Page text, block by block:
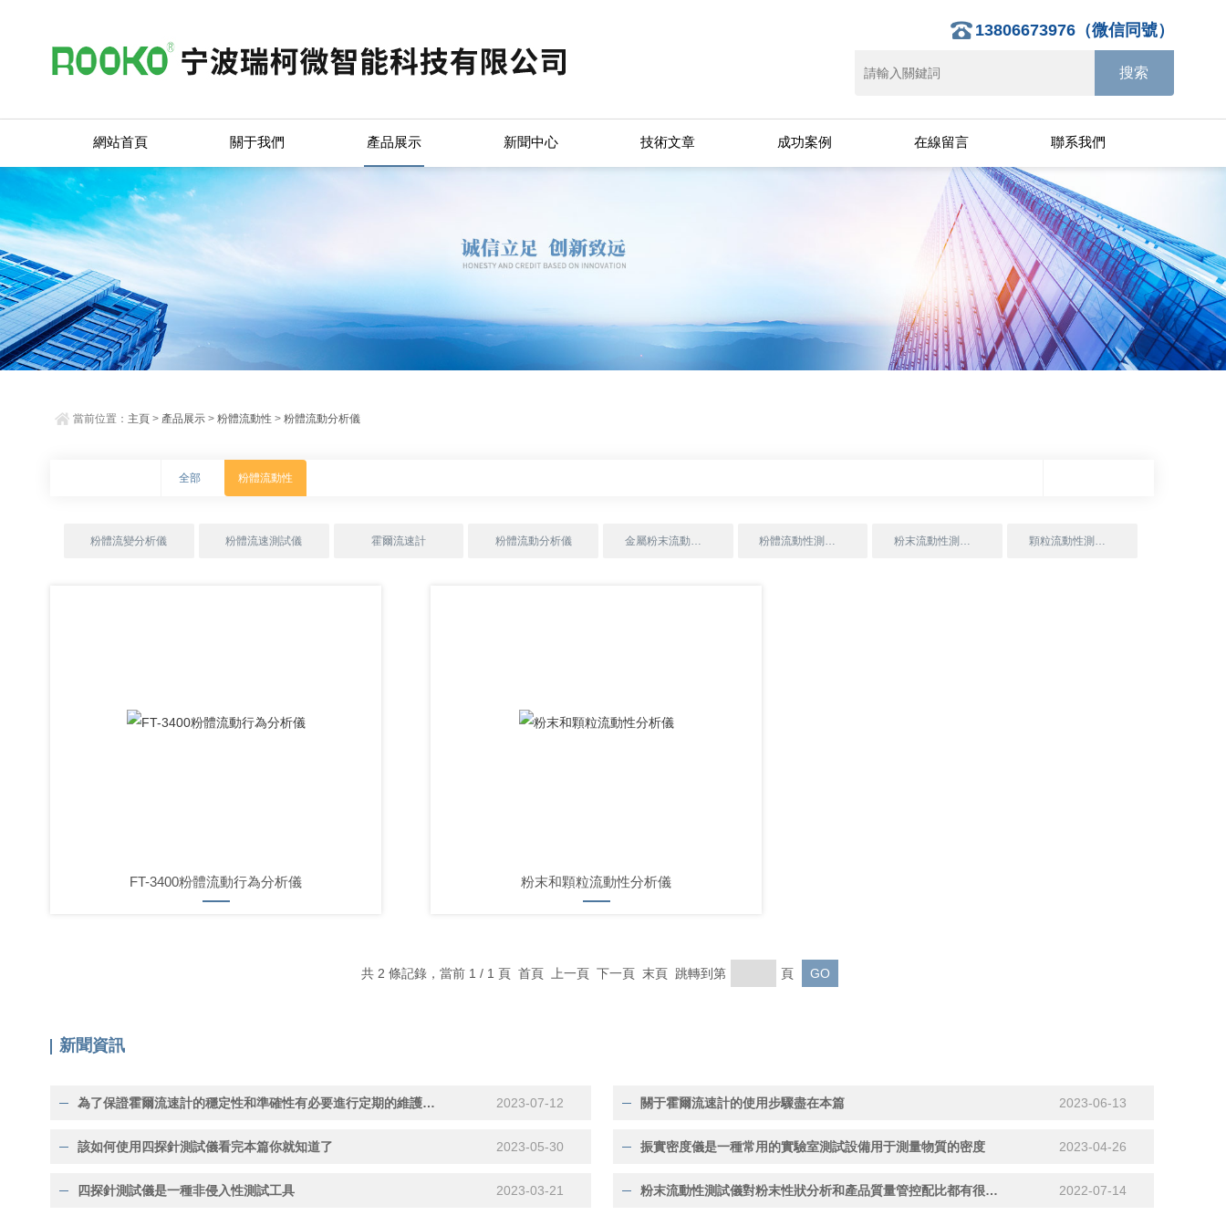
13806673976（微信同號）
網站首頁 關于我們 產品展示 新聞中心 技術文章 成功案例 在線留言 聯系我們
當前位置： 主頁 > 產品展示 >粉體流動性 >粉體流動分析儀
全部 粉體流動性
粉體流變分析儀 粉體流速測試儀 霍爾流速計 粉體流動分析儀 金屬粉末流動性測試儀
FT-3400粉體流動行為分析儀 粉末和顆粒流動性分析儀
共 2 條記錄，當前 1 / 1 頁 首頁 上一頁 下一頁 末頁 跳轉到第 頁
新聞資訊
為了保證霍爾流速計的穩定性和準確性有必要進行定期的維護保養 2023-07-12 關于霍爾流速計的使用步驟盡在本篇 2023-06-13
該如何使用四探針測試儀看完本篇你就知道了 2023-05-30 振實密度儀是一種常用的實驗室測試設備用于測量物質的密度 2023-04-26
四探針測試儀是一種非侵入性測試工具 2023-03-21 粉末流動性測試儀對粉末性狀分析和產品質量管控配比都有很好的提升 2022-07-14